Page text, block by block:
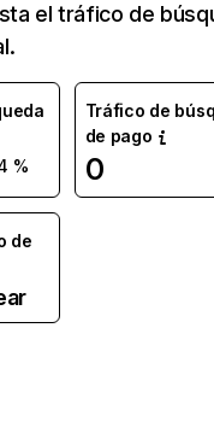
el tráfico de
%
Tráfico de
de pago
0
de